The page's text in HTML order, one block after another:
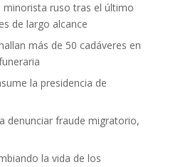
minorista ruso tras el último
de largo alcance
más de 50 cadáveres en
la presidencia de
denunciar fraude migratorio,
la vida de los